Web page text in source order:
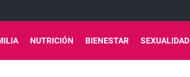
NUTRICIÓN BIENESTAR SEXUALIDAD